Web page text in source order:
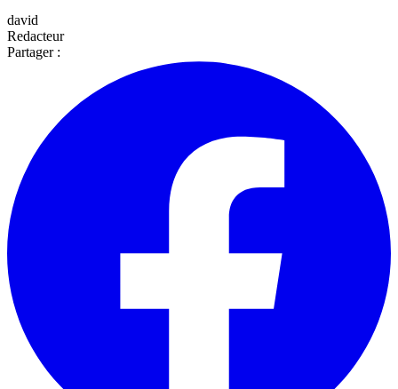
david
Redacteur
Partager :